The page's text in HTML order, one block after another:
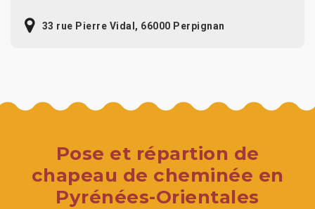
33 rue Pierre Vidal, 66000 Perpignan
Pose et répartion de
chapeau de cheminée en
Pyrénées-Orientales